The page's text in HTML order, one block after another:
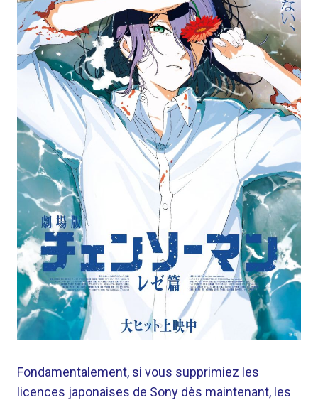
Fondamentalement, si vous supprimiez les
licences japonaises de Sony dès maintenant, les